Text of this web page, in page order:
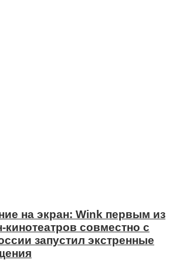
на экран: Wink первым из
кинотеатров совместно с
запустил экстренные